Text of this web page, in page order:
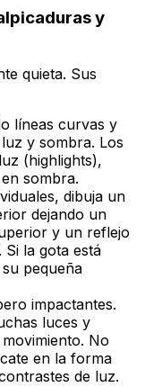
y
quieta. Sus
líneas curvas y
y sombra. Los
(highlights),
sombra.
dibuja un
dejando un
y un reflejo
la gota está
pequeña
impactantes.
luces y
No
en la forma
de luz.